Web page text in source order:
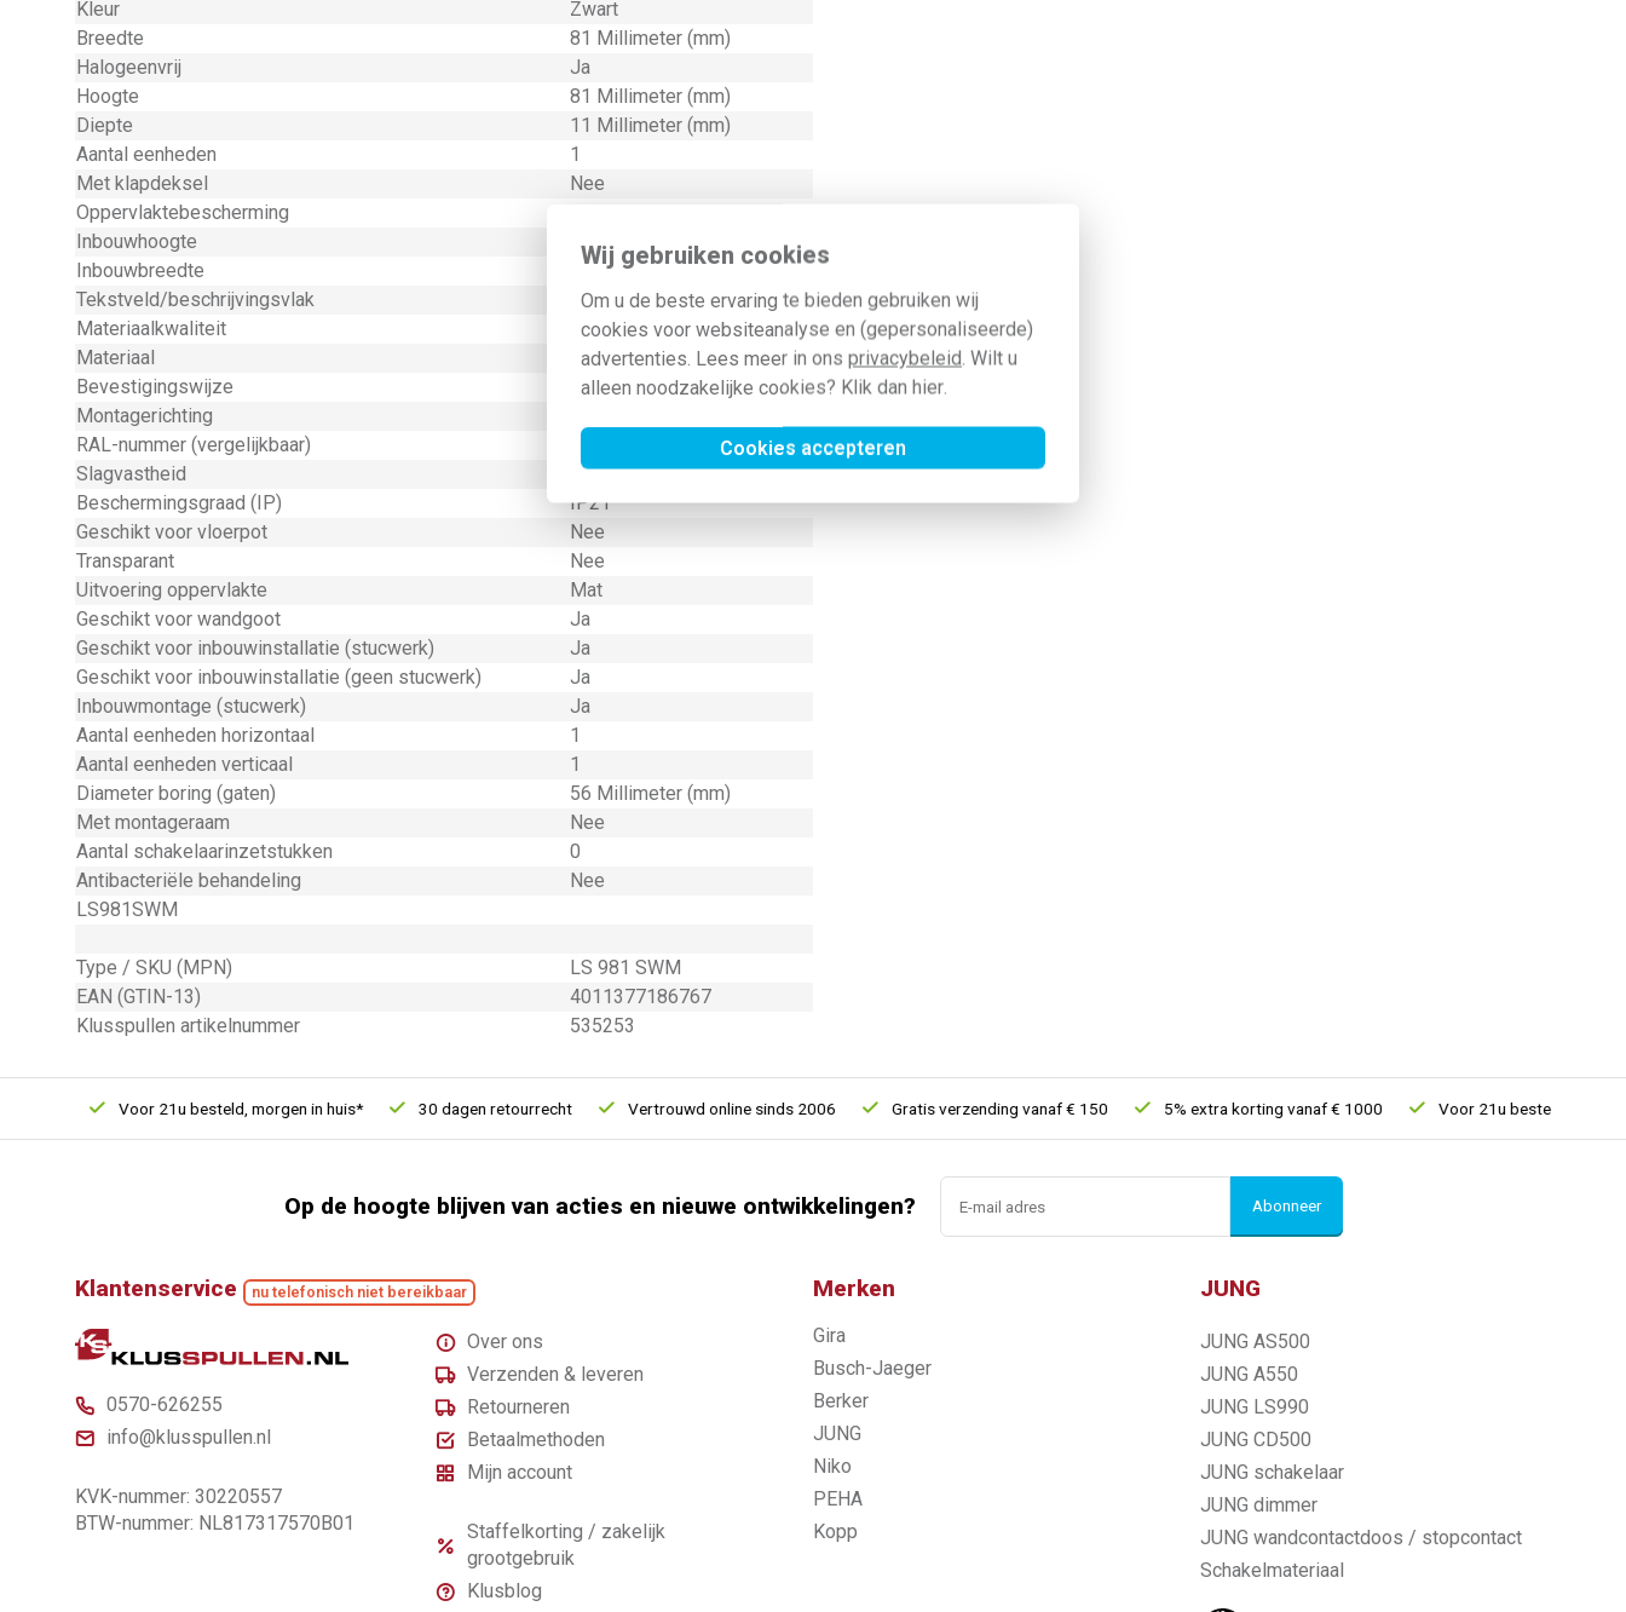
Wij gebruiken cookies
Om u de beste ervaring te bieden gebruiken wij
cookies voor websiteanalyse en (gepersonaliseerde)
advertenties. Lees meer in ons privacybeleid. Wilt u
alleen noodzakelijke cookies? Klik dan hier.
Cookies accepteren
Kleur
Zwart
Breedte
81 Millimeter (mm)
Halogeenvrij
Ja
Hoogte
81 Millimeter (mm)
Diepte
11 Millimeter (mm)
Aantal eenheden
1
Met klapdeksel
Nee
Oppervlaktebescherming
Inbouwhoogte
70 Millimeter (mm)
Inbouwbreedte
70 Millimeter (mm)
Tekstveld/beschrijvingsvlak
Nee
Materiaalkwaliteit
Duroplast
Materiaal
Kunststof
Bevestigingswijze
Overig
Montagerichting
RAL-nummer (vergelijkbaar)
Slagvastheid
IK00
Beschermingsgraad (IP)
IP21
Geschikt voor vloerpot
Nee
Transparant
Nee
Uitvoering oppervlakte
Mat
Geschikt voor wandgoot
Ja
Geschikt voor inbouwinstallatie (stucwerk)
Ja
Geschikt voor inbouwinstallatie (geen stucwerk)
Ja
Inbouwmontage (stucwerk)
Ja
Aantal eenheden horizontaal
1
Aantal eenheden verticaal
1
Diameter boring (gaten)
56 Millimeter (mm)
Met montageraam
Nee
Aantal schakelaarinzetstukken
0
Antibacteriële behandeling
Nee
LS981SWM
Type / SKU (MPN)
LS 981 SWM
EAN (GTIN-13)
4011377186767
Klusspullen artikelnummer
535253
Voor 21u besteld, morgen in huis* 30 dagen retourrecht Vertrouwd online sinds 2006 Gratis verzending vanaf € 150 5% extra korting vanaf € 1000 Voor 21u besteld, morgen in
Op de hoogte blijven van acties en nieuwe ontwikkelingen? Abonneer
Klantenservice nu telefonisch niet bereikbaar
0570-626255
info@klusspullen.nl
KVK-nummer: 30220557
BTW-nummer: NL817317570B01
Over ons
Verzenden & leveren
Retourneren
Betaalmethoden
Mijn account
Staffelkorting / zakelijk
grootgebruik
Klusblog
Merken
Gira
Busch-Jaeger
Berker
JUNG
Niko
PEHA
Kopp
JUNG
JUNG AS500
JUNG A550
JUNG LS990
JUNG CD500
JUNG schakelaar
JUNG dimmer
JUNG wandcontactdoos / stopcontact
Schakelmateriaal